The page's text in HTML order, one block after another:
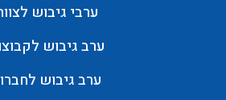
ערבי גיבוש
ערב גיבוש
ערב גיבוש